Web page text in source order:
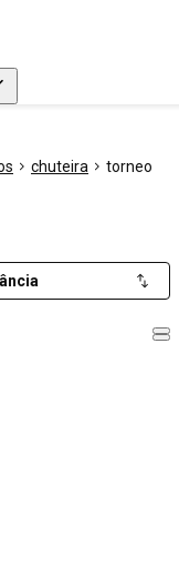
chuteira torneo